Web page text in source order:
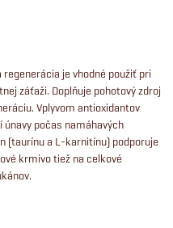
je vhodné použiť pri
záťaži. Doplňuje pohotový zdroj
Vplyvom antioxidantov
únavy počas namáhavých
(taurínu a L-karnitínu) podporuje
krmivo tiež na celkové